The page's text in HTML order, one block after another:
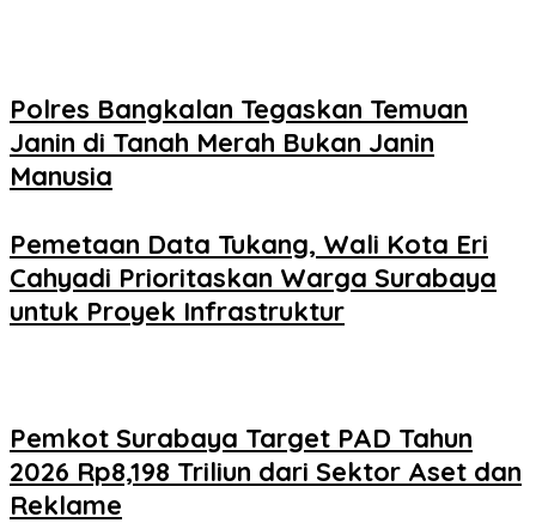
Polres Bangkalan Tegaskan Temuan
Janin di Tanah Merah Bukan Janin
Manusia
Pemetaan Data Tukang, Wali Kota Eri
Cahyadi Prioritaskan Warga Surabaya
untuk Proyek Infrastruktur
Pemkot Surabaya Target PAD Tahun
2026 Rp8,198 Triliun dari Sektor Aset dan
Reklame